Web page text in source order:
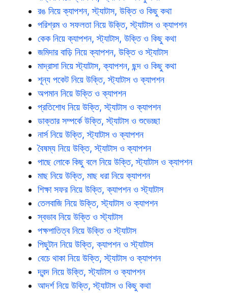
রঙ নিয়ে ক্যাপশন, স্ট্যাটাস, উক্তি ও কিছু কথা
পরিশ্রম ও সফলতা নিয়ে উক্তি, স্ট্যাটাস ও ক্যাপশন
কেক নিয়ে ক্যাপশন, স্ট্যাটাস, উক্তি ও কিছু কথা
জমিদার বাড়ি নিয়ে ক্যাপশন, উক্তি ও স্ট্যাটাস
মাদ্রাসা নিয়ে স্ট্যাটাস, ক্যাপশন, ছন্দ ও কিছু কথা
শূন্য পকেট নিয়ে উক্তি, স্ট্যাটাস ও ক্যাপশন
অপমান নিয়ে উক্তি ও ক্যাপশন
প্রতিশোধ নিয়ে উক্তি, স্ট্যাটাস ও ক্যাপশন
ডাক্তার সম্পর্কে উক্তি, স্ট্যাটাস ও শুভেচ্ছা
নার্স নিয়ে উক্তি, স্ট্যাটাস ও ক্যাপশন
বৈষম্য নিয়ে উক্তি, স্ট্যাটাস ও ক্যাপশন
পাছে লোকে কিছু বলে নিয়ে উক্তি, স্ট্যাটাস ও ক্যাপশন
মাছ নিয়ে উক্তি, মাছ ধরা নিয়ে ক্যাপশন
শিক্ষা সফর নিয়ে উক্তি, ক্যাপশন ও স্ট্যাটাস
তেলবাজি নিয়ে উক্তি, স্ট্যাটাস ও ক্যাপশন
স্বভাব নিয়ে উক্তি ও স্ট্যাটাস
পক্ষপাতিত্ব নিয়ে উক্তি ও স্ট্যাটাস
পিছুটান নিয়ে উক্তি, ক্যাপশন ও স্ট্যাটাস
বেচে থাকা নিয়ে উক্তি, স্ট্যাটাস ও ক্যাপশন
দ্বন্দ নিয়ে উক্তি, স্ট্যাটাস ও ক্যাপশন
আদর্শ নিয়ে উক্তি, স্ট্যাটাস ও কিছু কথা